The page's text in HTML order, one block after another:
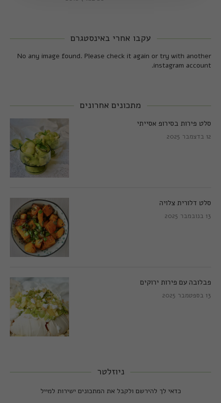
עקבו אחרי באינסטגרם
No any image found. Please check it again or try with another
instagram account.
מתכונים אחרונים
סלט פירות בסירופ אסייתי
12 בדצמבר 2025
סלט דלורית צלויה
13 בנובמבר 2025
פבלובה עם פירות ירוקים
13 בספטמבר 2025
ניוזלטר
כדאי לך להירשם ולקבל את המתכונים ישירות למייל